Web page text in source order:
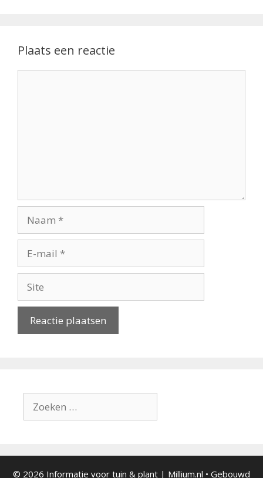
Plaats een reactie
mail
naar:
© 2026 Informatie voor tuin & plant | Millium.nl • Gebouwd